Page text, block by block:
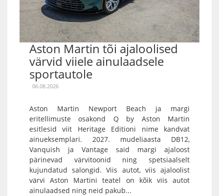
Aston Martin tõi ajaloolised
värvid viiele ainulaadsele
sportautole
06.08.2026
Aston Martin Newport Beach ja margi
eritellimuste osakond Q by Aston Martin
esitlesid viit Heritage Editioni nime kandvat
ainueksemplari. 2027. mudeliaasta DB12,
Vanquish ja Vantage said margi ajaloost
pärinevad värvitoonid ning spetsiaalselt
kujundatud salongid. Viis autot, viis ajaloolist
värvi Aston Martini teatel on kõik viis autot
ainulaadsed ning neid pakub...